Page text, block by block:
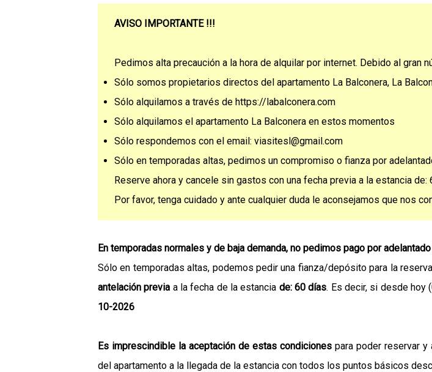
AVISO IMPORTANTE !!!
Pedimos alta precaución a la hora de alquilar por internet. Debido al gran
Sólo somos propietarios directos del apartamento La Balconera, La
Sólo alquilamos a través de https://labalconera.com
Sólo alquilamos el apartamento La Balconera en estos momentos
Sólo respondemos con el email: viasitesl@gmail.com
Sólo en temporadas altas, pedimos un compromiso o fianza por
Reserve ahora y cancele sin gastos con una fecha previa a la estancia de:
Por favor, tenga cuidado y ante cualquier duda le aconsejamos que nos
En temporadas normales y de baja demanda, no pedimos pago por adelantado
Sólo en temporadas altas, podemos pedir una fianza/depósito para la
antelación previa a la fecha de la estancia de: 60 días. Es decir, si desde hoy
10-2026
Es imprescindible la aceptación de estas condiciones para poder reservar y
del apartamento a la llegada de la estancia con todos los puntos básicos